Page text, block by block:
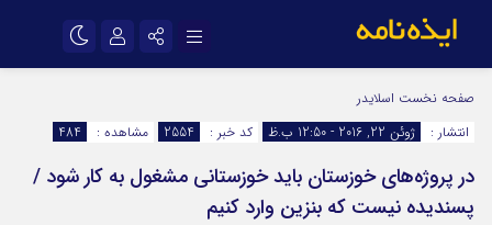
اینستاگرام
سروش
ایتا
آپارات
اپلیکیشن رمز عبور
صفحه نخست اسلایدر
انتشار :
ژوئن 22, 2016 - 12:50 ب.ظ کد خبر : 2554 مشاهده : 484
در پروژه‌های خوزستان باید خوزستانی مشغول به کار شود /
پسندیده نیست که بنزین وارد کنیم